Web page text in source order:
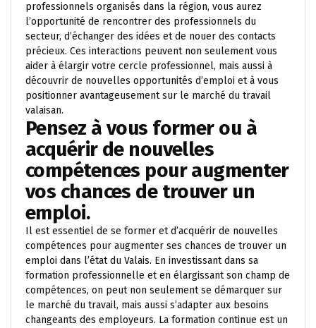
professionnels organisés dans la région, vous aurez
l’opportunité de rencontrer des professionnels du
secteur, d’échanger des idées et de nouer des contacts
précieux. Ces interactions peuvent non seulement vous
aider à élargir votre cercle professionnel, mais aussi à
découvrir de nouvelles opportunités d’emploi et à vous
positionner avantageusement sur le marché du travail
valaisan.
Pensez à vous former ou à
acquérir de nouvelles
compétences pour augmenter
vos chances de trouver un
emploi.
Il est essentiel de se former et d’acquérir de nouvelles
compétences pour augmenter ses chances de trouver un
emploi dans l’état du Valais. En investissant dans sa
formation professionnelle et en élargissant son champ de
compétences, on peut non seulement se démarquer sur
le marché du travail, mais aussi s’adapter aux besoins
changeants des employeurs. La formation continue est un